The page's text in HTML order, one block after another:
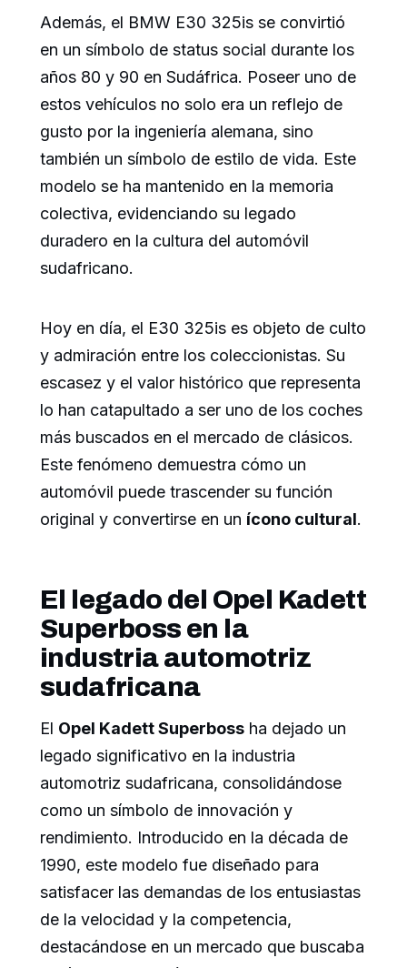
Además, el BMW E30 325is se convirtió
en un símbolo de status social durante los
años 80 y 90 en Sudáfrica. Poseer uno de
estos vehículos no solo era un reflejo de
gusto por la ingeniería alemana, sino
también un símbolo de estilo de vida. Este
modelo se ha mantenido en la memoria
colectiva, evidenciando su legado
duradero en la cultura del automóvil
sudafricano.
Hoy en día, el E30 325is es objeto de culto
y admiración entre los coleccionistas. Su
escasez y el valor histórico que representa
lo han catapultado a ser uno de los coches
más buscados en el mercado de clásicos.
Este fenómeno demuestra cómo un
automóvil puede trascender su función
original y convertirse en un ícono cultural.
El legado del Opel Kadett
Superboss en la
industria automotriz
sudafricana
El Opel Kadett Superboss ha dejado un
legado significativo en la industria
automotriz sudafricana, consolidándose
como un símbolo de innovación y
rendimiento. Introducido en la década de
1990, este modelo fue diseñado para
satisfacer las demandas de los entusiastas
de la velocidad y la competencia,
destacándose en un mercado que buscaba